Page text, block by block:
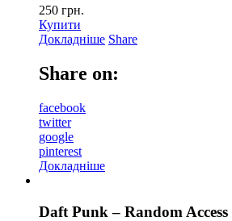
250 грн.
Купити
Докладніше Share
Share on:
facebook
twitter
google
pinterest
Докладніше
Daft Punk – Random